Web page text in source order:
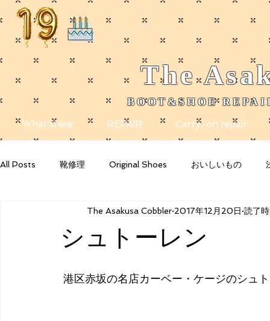
The
​BOOT&SHOE
What'sNew REPAIR Carry-on repair
All Posts 靴修理 Original Shoes おいしいもの
Your Community Blogging Tips
シュトーレン
The Asakusa Cobbler 2017年12月20日 読了
港区赤坂の名店カーベー・ケージのシュ